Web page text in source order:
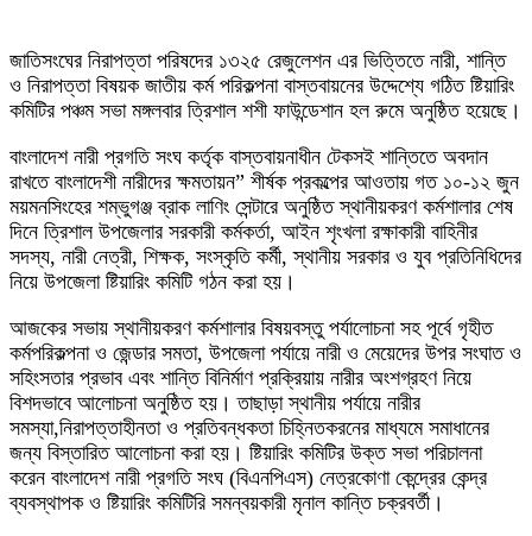
জাতিসংঘের নিরাপত্তা পরিষদের ১৩২৫ রেজুলেশন এর ভিত্তিতে নারী, শান্তি
ও নিরাপত্তা বিষয়ক জাতীয় কর্ম পরিকল্পনা বাস্তবায়নের উদ্দেশ্যে গঠিত ষ্টিয়ারিং
কমিটির পঞ্চম সভা মঙ্গলবার ত্রিশাল শশী ফাউন্ডেশান হল রুমে অনুষ্ঠিত হয়েছে।
বাংলাদেশ নারী প্রগতি সংঘ কর্তৃক বাস্তবায়নাধীন টেকসই শান্তিতে অবদান
রাখতে বাংলাদেশী নারীদের ক্ষমতায়ন” শীর্ষক প্রকল্পের আওতায় গত ১০-১২ জুন
ময়মনসিংহের শম্ভুগঞ্জ ব্রাক লাণিং সেন্টারে অনুষ্ঠিত স্থানীয়করণ কর্মশালার শেষ
দিনে ত্রিশাল উপজেলার সরকারী কর্মকর্তা, আইন শৃংখলা রক্ষাকারী বাহিনীর
সদস্য, নারী নেত্রী, শিক্ষক, সংস্কৃতি কর্মী, স্থানীয় সরকার ও যুব প্রতিনিধিদের
নিয়ে উপজেলা ষ্টিয়ারিং কমিটি গঠন করা হয়।
আজকের সভায় স্থানীয়করণ কর্মশালার বিষয়বস্তু পর্যালোচনা সহ পূর্বে গৃহীত
কর্মপরিকল্পনা ও জেন্ডার সমতা, উপজেলা পর্যায়ে নারী ও মেয়েদের উপর সংঘাত ও
সহিংসতার প্রভাব এবং শান্তি বিনির্মাণ প্রক্রিয়ায় নারীর অংশগ্রহণ নিয়ে
বিশদভাবে আলোচনা অনুষ্ঠিত হয়। তাছাড়া স্থানীয় পর্যায়ে নারীর
সমস্যা,নিরাপত্তাহীনতা ও প্রতিবন্ধকতা চিহ্নিতকরনের মাধ্যমে সমাধানের
জন্য বিস্তারিত আলোচনা করা হয়। ষ্টিয়ারিং কমিটির উক্ত সভা পরিচালনা
করেন বাংলাদেশ নারী প্রগতি সংঘ (বিএনপিএস) নেত্রকোণা কেন্দ্রের কেন্দ্র
ব্যবস্থাপক ও ষ্টিয়ারিং কমিটিরি সমন্বয়কারী মৃনাল কান্তি চক্রবর্তী।